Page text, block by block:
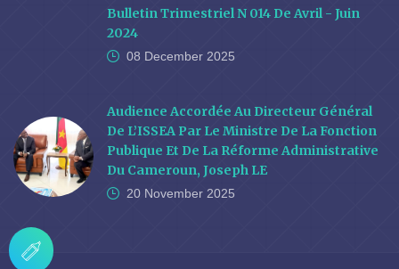
Bulletin Trimestriel N 014 De Avril - Juin
2024
08 December 2025
Audience Accordée Au Directeur Général
De L’ISSEA Par Le Ministre De La Fonction
Publique Et De La Réforme Administrative
Du Cameroun, Joseph LE
20 November 2025